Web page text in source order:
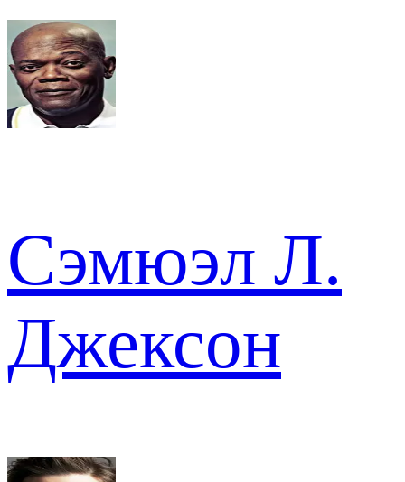
Сэмюэл Л.
Джексон